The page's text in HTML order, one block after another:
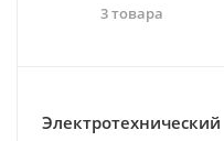
3 товара
Электротехнический